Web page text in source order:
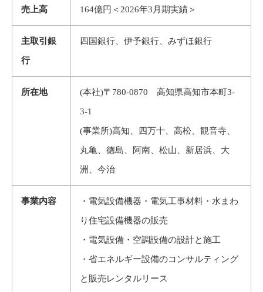
売上高 164億円＜2026年3月期実績＞
主取引銀
行
四国銀行、伊予銀行、みずほ銀行
所在地 (本社)〒780-0870 高知県高知市本町3-
3-1
(事業所)高知、四万十、高松、観音寺、
丸亀、徳島、阿南、松山、新居浜、大
洲、今治
事業内容 ・電気設備機器・電気工事材料・水まわ
り住宅設備機器の販売
・電気設備・空調設備の設計と施工
・省エネルギー設備のコンサルティング
と販売レンタルリース